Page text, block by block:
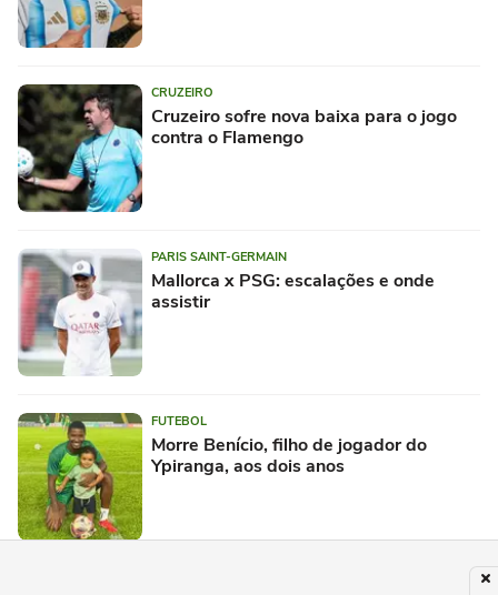
CRUZEIRO
Cruzeiro sofre nova baixa para o jogo
contra o Flamengo
PARIS SAINT-GERMAIN
Mallorca x PSG: escalações e onde
assistir
FUTEBOL
Morre Benício, filho de jogador do
Ypiranga, aos dois anos